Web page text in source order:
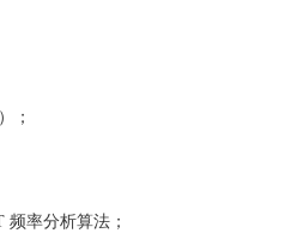
；
频率分析算法；